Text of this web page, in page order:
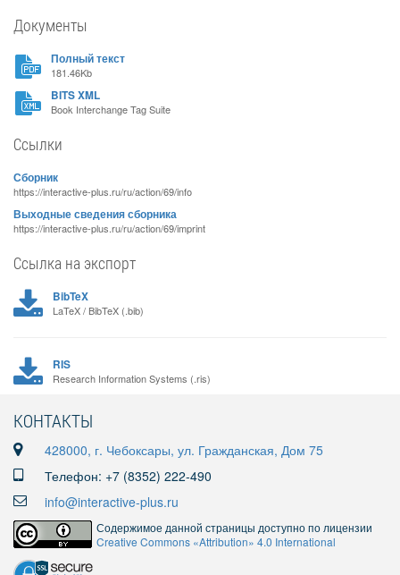
Документы
Полный текст
181.46Kb
BITS XML
Book Interchange Tag Suite
Ссылки
Сборник
https://interactive-plus.ru/ru/action/69/info
Выходные сведения сборника
https://interactive-plus.ru/ru/action/69/imprint
Ссылка на экспорт
BibTeX
LaTeX / BibTeX (.bib)
RIS
Research Information Systems (.ris)
КОНТАКТЫ
428000, г. Чебоксары, ул. Гражданская, Дом 75
Телефон: +7 (8352) 222-490
info@interactive-plus.ru
Содержимое данной страницы доступно по лицензии
Creative Commons «Attribution» 4.0 International